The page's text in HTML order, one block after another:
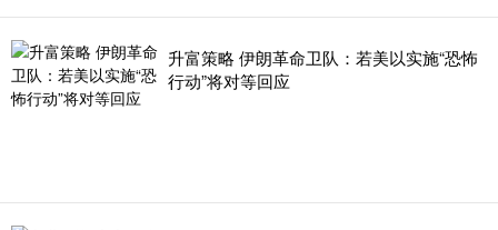
升富策略 伊朗革命卫队：若美以实施“恐怖
行动”将对等回应